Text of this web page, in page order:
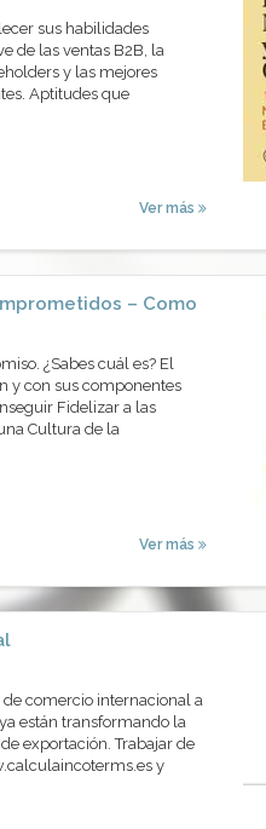
sus habilidades
de las ventas B2B, la
y las mejores
Aptitudes que
Ver más
– Como
¿Sabes cuál es? El
y con sus componentes
Fidelizar a las
Cultura de la
Ver más
de comercio internacional a
están transformando la
exportación. Trabajar de
y